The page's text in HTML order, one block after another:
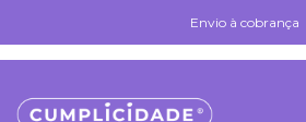
Envio à cobrança
Envio à cobrança